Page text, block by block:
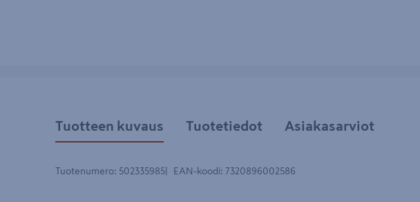
Tuotteen kuvaus Tuotetiedot Asiakasarviot
Tuotenumero: 502335985 EAN-koodi: 7320896002586